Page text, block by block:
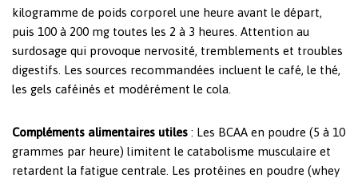
kilogramme de poids corporel une heure avant le départ,
puis 100 à 200 mg toutes les 2 à 3 heures. Attention au
surdosage qui provoque nervosité, tremblements et troubles
digestifs. Les sources recommandées incluent le café, le thé,
les gels caféinés et modérément le cola.
Compléments alimentaires utiles : Les BCAA en poudre (5 à 10
grammes par heure) limitent le catabolisme musculaire et
retardent la fatigue centrale. Les protéines en poudre (whey